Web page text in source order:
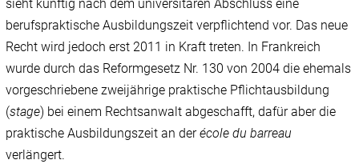
sieht künftig nach dem universitären Abschluss eine
berufspraktische Ausbildungszeit verpflichtend vor. Das neue
Recht wird jedoch erst 2011 in Kraft treten. In Frankreich
wurde durch das Reformgesetz Nr. 130 von 2004 die ehemals
vorgeschriebene zweijährige praktische Pflichtausbildung
(stage) bei einem Rechtsanwalt abgeschafft, dafür aber die
praktische Ausbildungszeit an derécole du barreau
verlängert.